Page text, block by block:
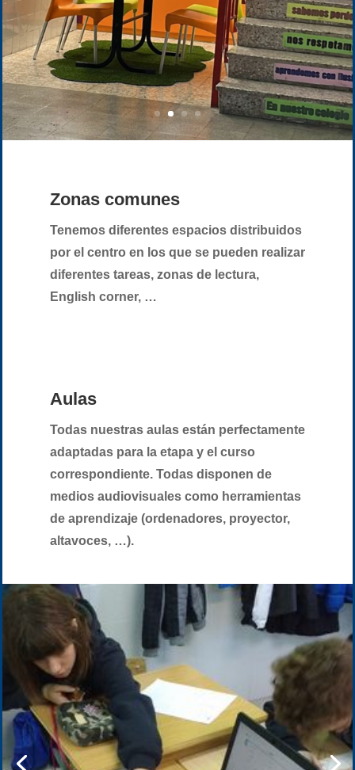
Zonas comunes
Tenemos diferentes espacios distribuidos
por el centro en los que se pueden realizar
diferentes tareas, zonas de lectura,
English corner, …
Aulas
Todas nuestras aulas están perfectamente
adaptadas para la etapa y el curso
correspondiente. Todas disponen de
medios audiovisuales como herramientas
de aprendizaje (ordenadores, proyector,
altavoces, …).